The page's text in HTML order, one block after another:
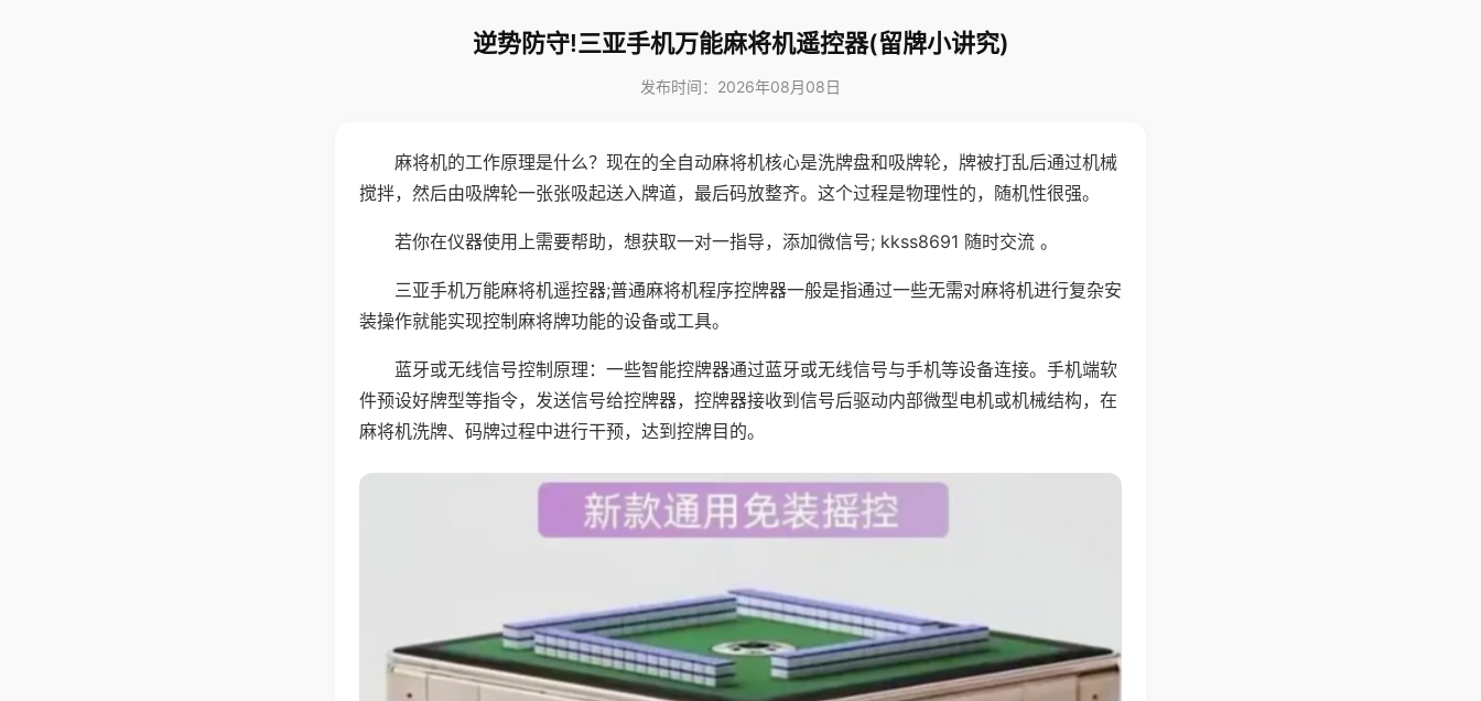
逆势防守!三亚手机万能麻将机遥控器(留牌小讲究)
发布时间：2026年08月08日
麻将机的工作原理是什么？现在的全自动麻将机核心是洗牌盘和吸牌轮，牌被打乱后通过机械
搅拌，然后由吸牌轮一张张吸起送入牌道，最后码放整齐。这个过程是物理性的，随机性很强。
若你在仪器使用上需要帮助，想获取一对一指导，添加微信号; kkss8691 随时交流 。
三亚手机万能麻将机遥控器;普通麻将机程序控牌器一般是指通过一些无需对麻将机进行复杂安
装操作就能实现控制麻将牌功能的设备或工具。
蓝牙或无线信号控制原理：一些智能控牌器通过蓝牙或无线信号与手机等设备连接。手机端软
件预设好牌型等指令，发送信号给控牌器，控牌器接收到信号后驱动内部微型电机或机械结构，在
麻将机洗牌、码牌过程中进行干预，达到控牌目的。